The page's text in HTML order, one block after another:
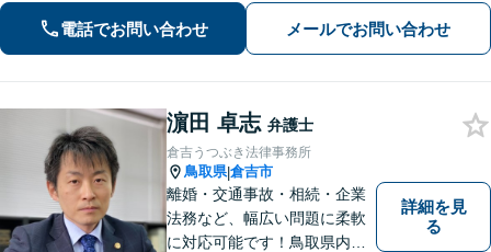
ュニケーションを大切にし、お悩みに
真摯に寄り添います。どんな些細なこ
とでもまずはお気軽にご相談くださ
い。
電話でお問い合わせ メールでお問い合わせ
濵田 卓志 弁護士
倉吉うつぶき法律事務所
鳥取県|倉吉市
離婚・交通事故・相続・企業
法務など、幅広い問題に柔軟
に対応可能です！鳥取県内の
詳細を見
る